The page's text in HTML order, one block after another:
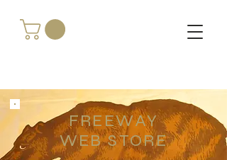
FREEWAY
WEB STORE